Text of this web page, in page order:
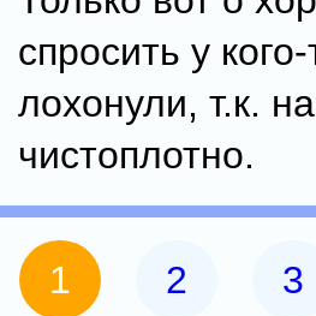
спросить у
лохонули, т.к.
чистоплотно.
1 2 3